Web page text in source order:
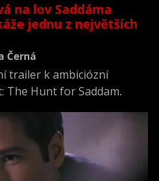
na lov Saddáma
jednu z největších
Černá
trailer k ambiciózní
The Hunt for Saddam,